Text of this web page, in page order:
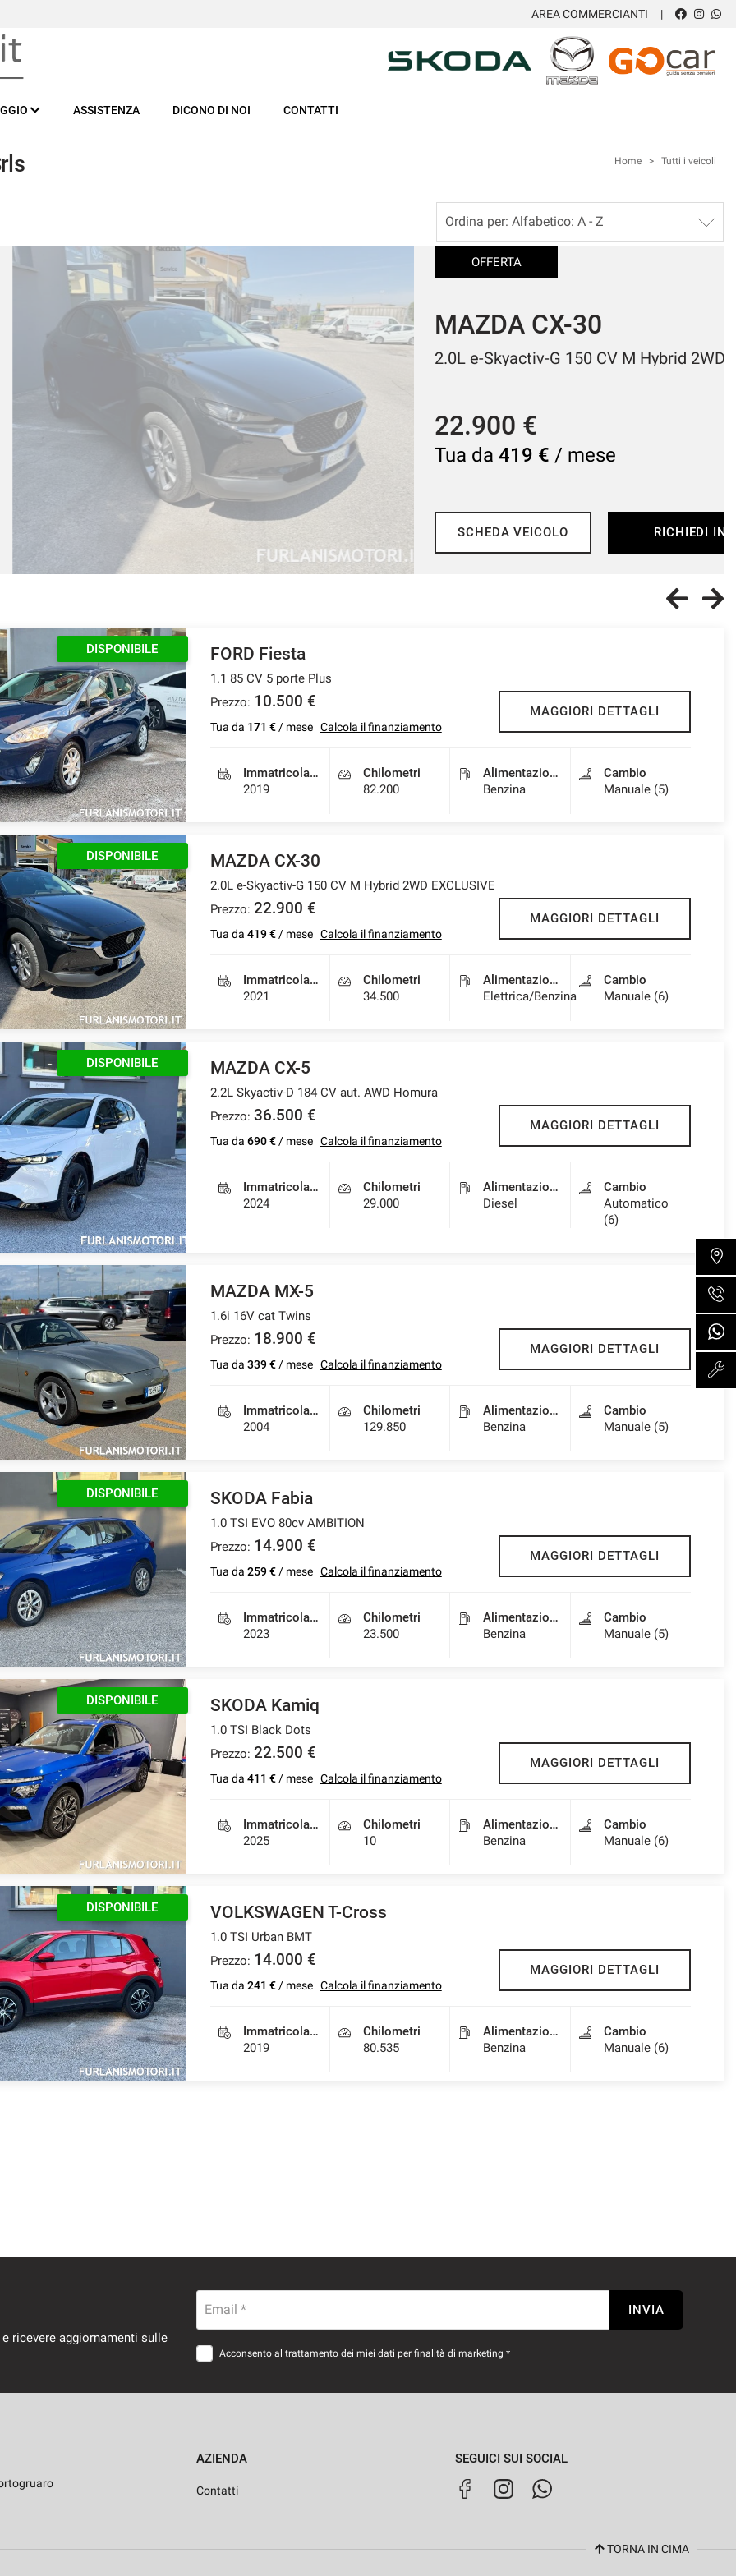
AREA COMMERCIANTI
ASSISTENZA DICONO DI NOI CONTATTI
Home > Tutti i veicoli
MAZDA CX-30
2.0L e-Skyactiv-G 150 CV M Hybrid 2WD EXCLUSIVE
22.900 €
Tua da 419 €/ mese
SCHEDA VEICOLO RICHIEDI INFO
DISPONIBILE FORD Fiesta
1.1 85 CV 5 porte Plus
Prezzo: 10.500 €
Tua da 171 €/ mese Calcola il finanziamento
MAGGIORI DETTAGLI
Immatricolazione
2019
Chilometri
82.200
Alimentazione
Benzina
Cambio
Manuale (5)
DISPONIBILE MAZDA CX-30
2.0L e-Skyactiv-G 150 CV M Hybrid 2WD EXCLUSIVE
Prezzo: 22.900 €
Tua da 419 €/ mese Calcola il finanziamento
MAGGIORI DETTAGLI
Immatricolazione
2021
Chilometri
34.500
Alimentazione
Elettrica/Benzina
Cambio
Manuale (6)
DISPONIBILE MAZDA CX-5
2.2L Skyactiv-D 184 CV aut. AWD Homura
Prezzo: 36.500 €
Tua da 690 €/ mese Calcola il finanziamento
MAGGIORI DETTAGLI
Immatricolazione
2024
Chilometri
29.000
Alimentazione
Diesel
Cambio
Automatico
(6)
MAZDA MX-5
1.6i 16V cat Twins
Prezzo: 18.900 €
Tua da 339 €/ mese Calcola il finanziamento
MAGGIORI DETTAGLI
Immatricolazione
2004
Chilometri
129.850
Alimentazione
Benzina
Cambio
Manuale (5)
DISPONIBILE SKODA Fabia
1.0 TSI EVO 80cv AMBITION
Prezzo: 14.900 €
Tua da 259 €/ mese Calcola il finanziamento
MAGGIORI DETTAGLI
Immatricolazione
2023
Chilometri
23.500
Alimentazione
Benzina
Cambio
Manuale (5)
KM 0 SKODA Kamiq
1.0 TSI Black Dots
Prezzo: 22.500 €
Tua da 411 €/ mese Calcola il finanziamento
MAGGIORI DETTAGLI
Immatricolazione
2025
Chilometri
10
Alimentazione
Benzina
Cambio
Manuale (6)
DISPONIBILE VOLKSWAGEN T-Cross
1.0 TSI Urban BMT
Prezzo: 14.000 €
Tua da 241 €/ mese Calcola il finanziamento
MAGGIORI DETTAGLI
Immatricolazione
2019
Chilometri
80.535
Alimentazione
Benzina
Cambio
Manuale (6)
ricevere aggiornamenti sulle
Email * INVIA
Acconsento al trattamento dei miei dati per finalità di marketing *
AZIENDA
Contatti
SEGUICI SUI SOCIAL
TORNA IN CIMA